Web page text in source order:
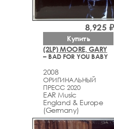
(2LP) MOORE, GARY
– BAD FOR YOU BABY
2008
ОРИГИНАЛЬНЫЙ
ПРЕСС 2020
EAR Music
England & Europe
(Germany)
8,925 ₽
Купить